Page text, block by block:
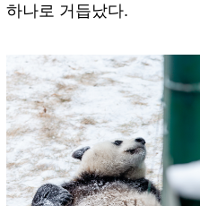
하나로 거듭났다.